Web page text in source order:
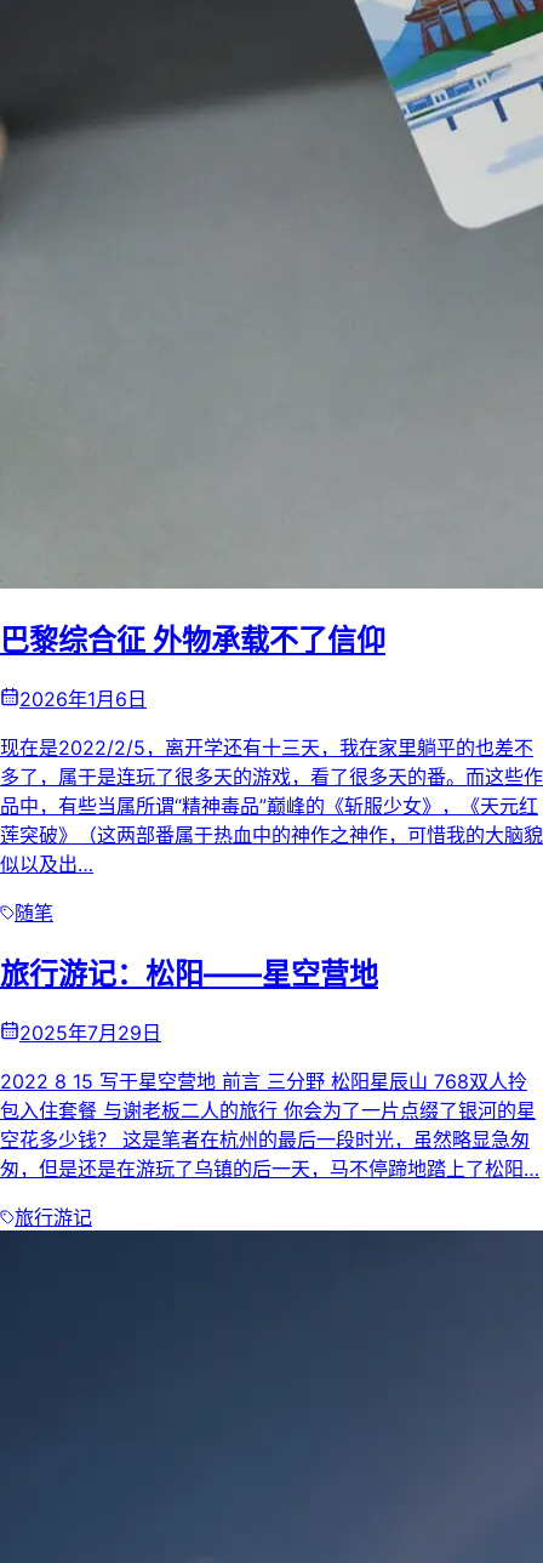
巴黎综合征 外物承载不了信仰
2026年1月6日
现在是2022/2/5，离开学还有十三天，我在家里躺平的也差不
多了，属于是连玩了很多天的游戏，看了很多天的番。而这些作
品中，有些当属所谓“精神毒品”巅峰的《斩服少女》，《天元红
莲突破》（这两部番属于热血中的神作之神作，可惜我的大脑貌
似以及出…
随笔
旅行游记：松阳——星空营地
2025年7月29日
2022 8 15 写于星空营地 前言 三分野 松阳星辰山 768双人拎
包入住套餐 与谢老板二人的旅行 你会为了一片点缀了银河的星
空花多少钱？ 这是笔者在杭州的最后一段时光，虽然略显急匆
匆，但是还是在游玩了乌镇的后一天，马不停蹄地踏上了松阳…
旅行游记